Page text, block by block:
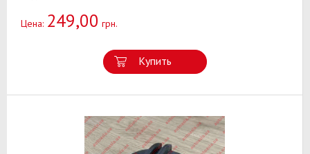
Цена: 249,00 грн.
Купить